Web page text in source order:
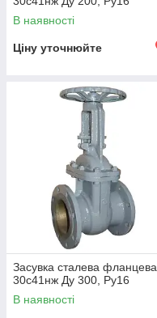
В наявності
Ціну уточнюйте
Засувка сталева фланцева
30с41нж Ду 300, Ру16
В наявності